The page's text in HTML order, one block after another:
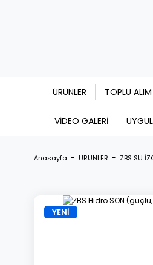
ÜRÜNLER TOPLU
VİDEO GALERİ
Anasayfa ÜRÜNLER ZBS SU
YENİ